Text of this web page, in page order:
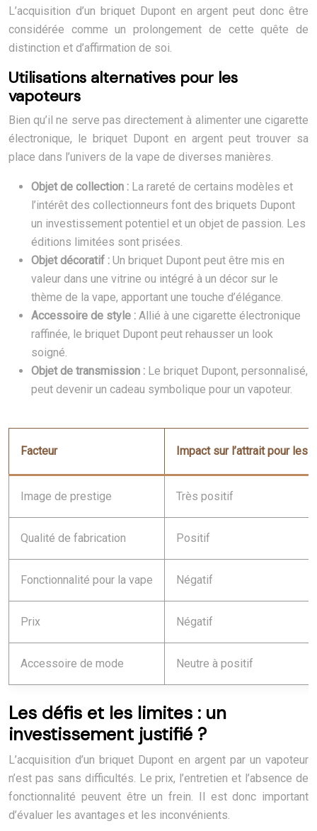
L’acquisition d’un briquet Dupont en argent peut donc être
considérée comme un prolongement de cette quête de
distinction et d’affirmation de soi.
Utilisations alternatives pour les
vapoteurs
Bien qu’il ne serve pas directement à alimenter une cigarette
électronique, le briquet Dupont en argent peut trouver sa
place dans l’univers de la vape de diverses manières.
Objet de collection : La rareté de certains modèles et
l’intérêt des collectionneurs font des briquets Dupont
un investissement potentiel et un objet de passion. Les
éditions limitées sont prisées.
Objet décoratif : Un briquet Dupont peut être mis en
valeur dans une vitrine ou intégré à un décor sur le
thème de la vape, apportant une touche d’élégance.
Accessoire de style : Allié à une cigarette électronique
raffinée, le briquet Dupont peut rehausser un look
soigné.
Objet de transmission : Le briquet Dupont, personnalisé,
peut devenir un cadeau symbolique pour un vapoteur.
Facteur Impact sur l’attrait pour les
Image de prestige Très positif
Qualité de fabrication Positif
Fonctionnalité pour la vape Négatif
Prix Négatif
Accessoire de mode Neutre à positif
Les défis et les limites : un
investissement justifié ?
L’acquisition d’un briquet Dupont en argent par un vapoteur
n’est pas sans difficultés. Le prix, l’entretien et l’absence de
fonctionnalité peuvent être un frein. Il est donc important
d’évaluer les avantages et les inconvénients.